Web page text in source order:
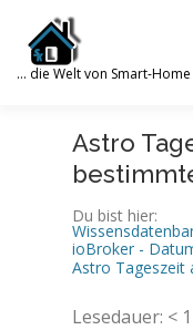
Inhalt
springen
… die Welt von Smart-
Search for:
SMART
WORDPRESS
Astro
Du bist hier:
ioBroker -
Astro Tageszeit
Lesedauer: < 1